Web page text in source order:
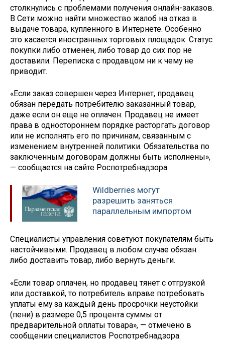
столкнулись с проблемами получения онлайн-заказов.
В Сети можно найти множество жалоб на отказ в
выдаче товара, купленного в Интернете. Особенно
это касается иностранных торговых площадок. Статус
покупки либо отменен, либо товар до сих пор не
доставили. Переписка с продавцом ни к чему не
приводит.
«Если заказ совершен через Интернет, продавец
обязан передать потребителю заказанный товар,
даже если он еще не оплачен. Продавец не имеет
права в одностороннем порядке расторгать договор
или не исполнять его по причинам, связанным с
изменением внутренней политики. Обязательства по
заключенным договорам должны быть исполнены»,
— сообщается на сайте Роспотребнадзора.
Wildberries могут
разрешить заняться
параллельным импортом
Специалисты управления советуют покупателям быть
настойчивыми. Продавец в любом случае обязан
либо доставить товар, либо вернуть деньги.
«Если товар оплачен, но продавец тянет с отгрузкой
или доставкой, то потребитель вправе потребовать
уплаты ему за каждый день просрочки неустойки
(пени) в размере 0,5 процента суммы от
предварительной оплаты товара», — отмечено в
сообщении специалистов Роспотребнадзора.